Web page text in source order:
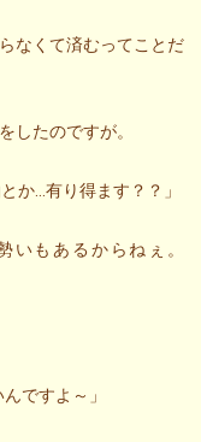
なくて済むってことだ
したのですが。
か…有り得ます？？」
いもあるからねぇ。
ですよ～」